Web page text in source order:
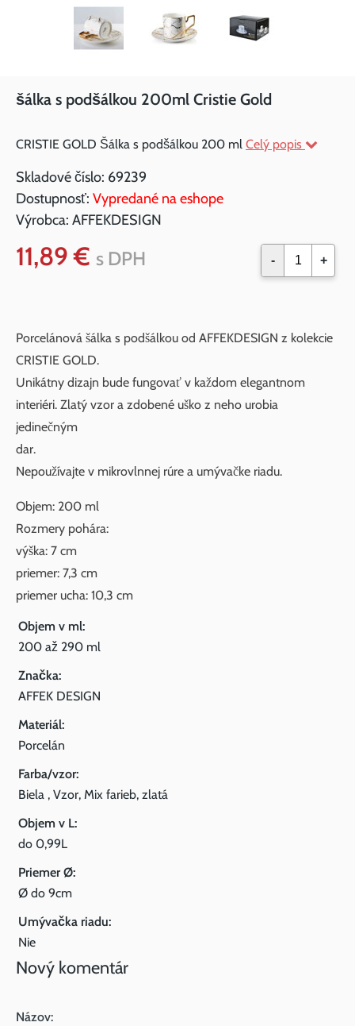
šálka s podšálkou 200ml Cristie Gold
CRISTIE GOLD Šálka s podšálkou 200 ml Celý popis
Skladové číslo: 69239
Dostupnosť: Vypredané na eshope
Výrobca: AFFEKDESIGN
11,89 € s DPH - +
Porcelánová šálka s podšálkou od AFFEKDESIGN z kolekcie
CRISTIE GOLD.
Unikátny dizajn bude fungovať v každom elegantnom
interiéri. Zlatý vzor a zdobené uško z neho urobia
jedinečným
dar.
Nepoužívajte v mikrovlnnej rúre a umývačke riadu.
Objem: 200 ml
Rozmery pohára:
výška: 7 cm
priemer: 7,3 cm
priemer ucha: 10,3 cm
Objem v ml:
200 až 290 ml
Značka:
AFFEK DESIGN
Materiál:
Porcelán
Farba/vzor:
Biela , Vzor, Mix farieb, zlatá
Objem v L:
do 0,99L
Priemer Ø:
Ø do 9cm
Umývačka riadu:
Nie
Nový komentár
Názov: